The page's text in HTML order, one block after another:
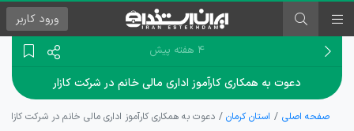
ورود کاربر
۴ هفته پیش
دعوت به همکاری کارآموز اداری مالی خانم در شرکت کازار
صفحه اصلی استان کرمان دعوت به همکاری کارآموز اداری مالی خانم در شرکت کازار